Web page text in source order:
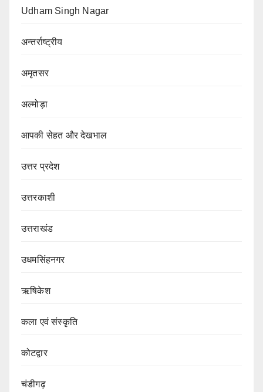
Udham Singh Nagar
अन्तर्राष्ट्रीय
अमृतसर
अल्मोड़ा
आपकी सेहत और देखभाल
उत्तर प्रदेश
उत्तरकाशी
उत्तराखंड
उधमसिंहनगर
ऋषिकेश
कला एवं संस्कृति
कोटद्वार
चंडीगढ़